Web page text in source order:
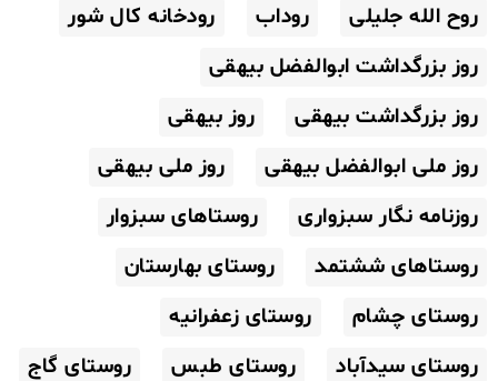
روح الله جلیلی
روداب
رودخانه کال شور
روز بزرگداشت ابوالفضل بیهقی
روز بزرگداشت بیهقی
روز بیهقی
روز ملی ابوالفضل بیهقی
روز ملی بیهقی
روزنامه نگار سبزواری
روستاهای سبزوار
روستاهای ششتمد
روستای بهارستان
روستای چشام
روستای زعفرانیه
روستای سیدآباد
روستای طبس روستای گاج